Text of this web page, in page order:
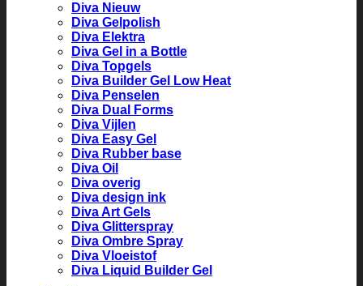
Diva Nieuw
Diva Gelpolish
Diva Elektra
Diva Gel in a Bottle
Diva Topgels
Diva Builder Gel Low Heat
Diva Penselen
Diva Dual Forms
Diva Vijlen
Diva Easy Gel
Diva Rubber base
Diva Oil
Diva overig
Diva design ink
Diva Art Gels
Diva Glitterspray
Diva Ombre Spray
Diva Vloeistof
Diva Liquid Builder Gel